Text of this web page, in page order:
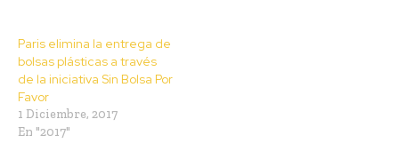
Paris elimina la entrega de
bolsas plásticas a través
de la iniciativa Sin Bolsa Por
Favor
1 Diciembre, 2017
En "2017"